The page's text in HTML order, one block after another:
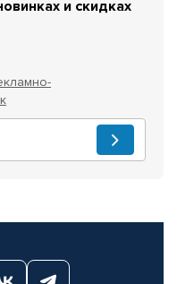
и скидках